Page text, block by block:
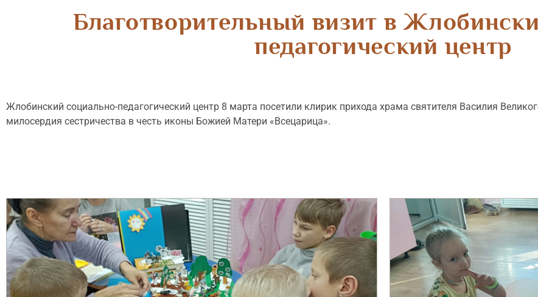
Благотворительный визит в
педагогический центр
Жлобинский социально-педагогический центр 8 марта посетили клирик прихода храма святителя Василия
милосердия сестричества в честь иконы Божией Матери «Всецарица».